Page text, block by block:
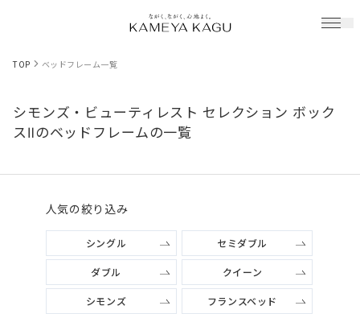
TOP ベッドフレーム一覧
シモンズ・ビューティレスト セレクション ボック
スⅡのベッドフレームの一覧
人気の絞り込み
シングル セミダブル
ダブル クイーン
シモンズ フランスベッド